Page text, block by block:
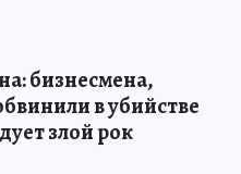
бизнесмена,
в убийстве
злой рок